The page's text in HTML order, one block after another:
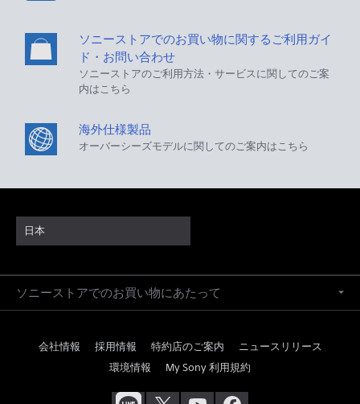
ソニーストアでのお買い物に関するご利用ガイ
ド・お問い合わせ
ソニーストアのご利用方法・サービスに関してのご案
内はこちら
海外仕様製品
オーバーシーズモデルに関してのご案内はこちら
日本
ソニーストアでのお買い物にあたって
会社情報 採用情報 特約店のご案内
ニュースリリース
環境情報
My Sony 利用規約